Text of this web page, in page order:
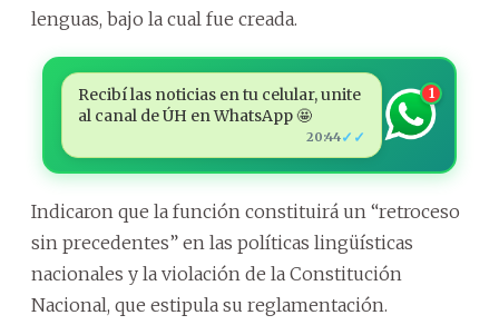
lenguas, bajo la cual fue creada.
Recibí las noticias en tu celular, unite
al canal de ÚH en WhatsApp 🤩
20:44✓✓
1
Indicaron que la función constituirá un “retroceso
sin precedentes” en las políticas lingüísticas
nacionales y la violación de la Constitución
Nacional, que estipula su reglamentación.